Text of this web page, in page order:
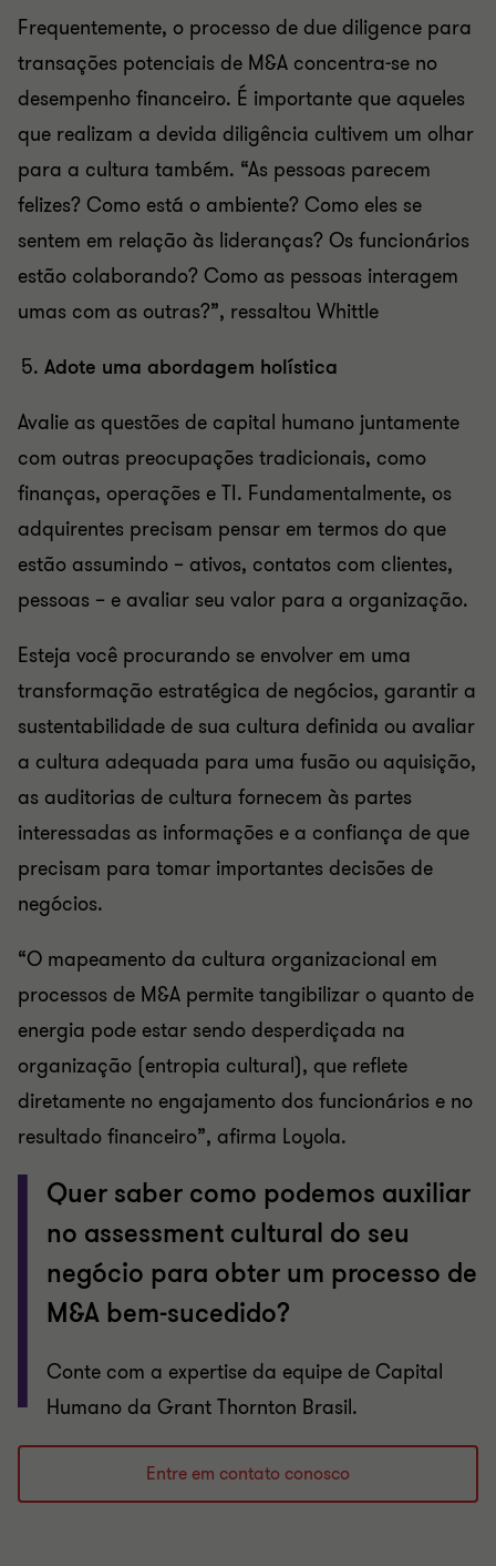
Frequentemente, o processo de due diligence para
transações potenciais de M&A concentra-se no
desempenho financeiro. É importante que aqueles
que realizam a devida diligência cultivem um olhar
para a cultura também. “As pessoas parecem
felizes? Como está o ambiente? Como eles se
sentem em relação às lideranças? Os funcionários
estão colaborando? Como as pessoas interagem
umas com as outras?”, ressaltou Whittle
Adote uma abordagem holística
Avalie as questões de capital humano juntamente
com outras preocupações tradicionais, como
finanças, operações e TI. Fundamentalmente, os
adquirentes precisam pensar em termos do que
estão assumindo – ativos, contatos com clientes,
pessoas – e avaliar seu valor para a organização.
Esteja você procurando se envolver em uma
transformação estratégica de negócios, garantir a
sustentabilidade de sua cultura definida ou avaliar
a cultura adequada para uma fusão ou aquisição,
as auditorias de cultura fornecem às partes
interessadas as informações e a confiança de que
precisam para tomar importantes decisões de
negócios.
“O mapeamento da cultura organizacional em
processos de M&A permite tangibilizar o quanto de
energia pode estar sendo desperdiçada na
organização (entropia cultural), que reflete
diretamente no engajamento dos funcionários e no
resultado financeiro”, afirma Loyola.
Quer saber como podemos auxiliar
no assessment cultural do seu
negócio para obter um processo de
M&A bem-sucedido?
Conte com a expertise da equipe de Capital
Humano da Grant Thornton Brasil.
Entre em contato conosco